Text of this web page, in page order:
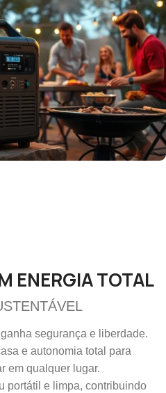
ENERGIA TOTAL
segurança e liberdade.
e autonomia total para
em qualquer lugar.
portátil e limpa, contribuindo